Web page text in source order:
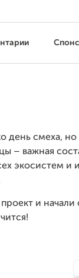
день смеха, но
– важная
экосистем и
и начали